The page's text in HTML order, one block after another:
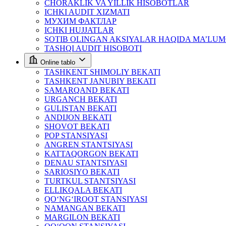
CHORAKLIK VA YILLIK HISOBOTLAR
ICHKI AUDIT XIZMATI
МУХИМ ФАКТЛАР
ICHKI HUJJATLAR
SOTIB OLINGAN AKSIYALAR HAQIDA
TASHQI AUDIT HISOBOTI
Online tablo
TASHKENT SHIMOLIY BEKATI
TASHKENT JANUBIY BEKATI
SAMARQAND BEKATI
URGANCH BEKATI
GULISTAN BEKATI
ANDIJON BEKATI
SHOVOT BEKATI
POP STANSIYASI
ANGREN STANTSIYASI
KATTAQORGON BEKATI
DENAU STANTSIYASI
SARIOSIYO BEKATI
TURTKUL STANTSIYASI
ELLIKQALA BEKATI
QO‘NG‘IROOT STANSIYASI
NAMANGAN BEKATI
MARGILON BEKATI